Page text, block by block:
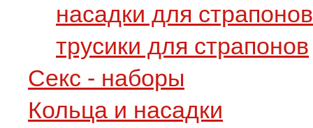
насадки для страпонов
трусики для страпонов
Секс - наборы
Кольца и насадки